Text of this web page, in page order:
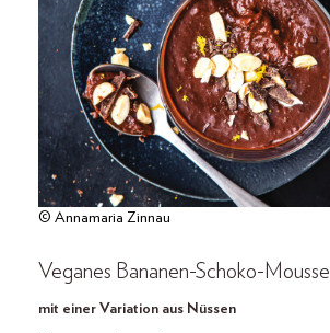
© Annamaria Zinnau
Veganes Bananen-Schoko-Mousse
mit einer Variation aus Nüssen